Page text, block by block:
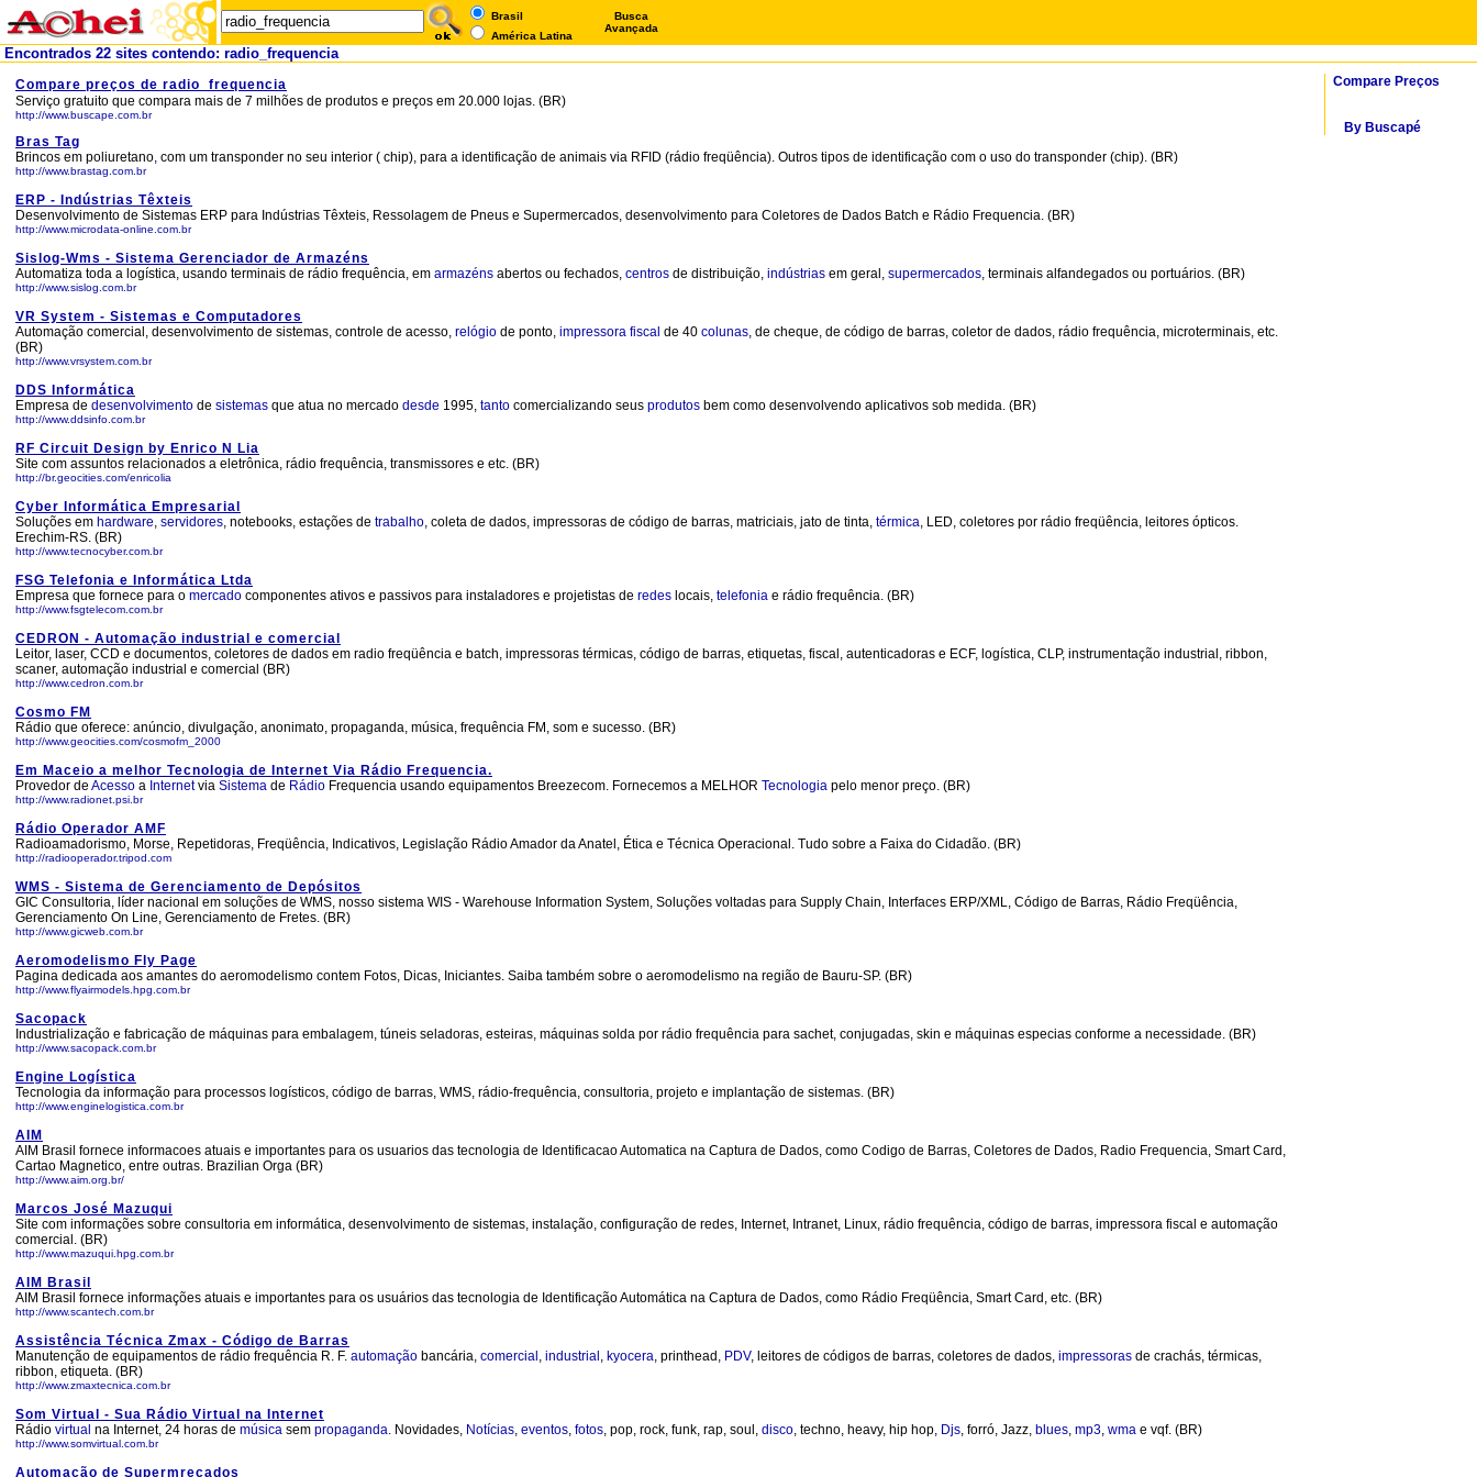
Brasil
América Latina
Busca
Avançada
Encontrados 22 sites contendo: radio_frequencia
Compare preços de radio_frequencia
Serviço gratuito que compara mais de 7 milhões de produtos e preços em 20.000 lojas. (BR)
http://www.buscape.com.br
Bras Tag
Brincos em poliuretano, com um transponder no seu interior ( chip), para a identificação de animais via RFID (rádio freqüência). Outros tipos de identificação com o uso do transponder (chip). (BR)
http://www.brastag.com.br
ERP - Indústrias Têxteis
Desenvolvimento de Sistemas ERP para Indústrias Têxteis, Ressolagem de Pneus e Supermercados, desenvolvimento para Coletores de Dados Batch e Rádio Frequencia. (BR)
http://www.microdata-online.com.br
Sislog-Wms - Sistema Gerenciador de Armazéns
Automatiza toda a logística, usando terminais de rádio frequência, em armazéns abertos ou fechados, centros de distribuição, indústrias em geral, supermercados, terminais alfandegados ou portuários. (BR)
http://www.sislog.com.br
VR System - Sistemas e Computadores
Automação comercial, desenvolvimento de sistemas, controle de acesso, relógio de ponto, impressora fiscal de 40 colunas, de cheque, de código de barras, coletor de dados, rádio frequência, microterminais, etc.
(BR)
http://www.vrsystem.com.br
DDS Informática
Empresa de desenvolvimento de sistemas que atua no mercado desde 1995, tanto comercializando seus produtos bem como desenvolvendo aplicativos sob medida. (BR)
http://www.ddsinfo.com.br
RF Circuit Design by Enrico N Lia
Site com assuntos relacionados a eletrônica, rádio frequência, transmissores e etc. (BR)
http://br.geocities.com/enricolia
Cyber Informática Empresarial
Soluções em hardware, servidores, notebooks, estações de trabalho, coleta de dados, impressoras de código de barras, matriciais, jato de tinta, térmica, LED, coletores por rádio freqüência, leitores ópticos.
Erechim-RS. (BR)
http://www.tecnocyber.com.br
FSG Telefonia e Informática Ltda
Empresa que fornece para o mercado componentes ativos e passivos para instaladores e projetistas de redes locais, telefonia e rádio frequência. (BR)
http://www.fsgtelecom.com.br
CEDRON - Automação industrial e comercial
Leitor, laser, CCD e documentos, coletores de dados em radio freqüência e batch, impressoras térmicas, código de barras, etiquetas, fiscal, autenticadoras e ECF, logística, CLP, instrumentação industrial, ribbon,
scaner, automação industrial e comercial (BR)
http://www.cedron.com.br
Cosmo FM
Rádio que oferece: anúncio, divulgação, anonimato, propaganda, música, frequência FM, som e sucesso. (BR)
http://www.geocities.com/cosmofm_2000
Em Maceio a melhor Tecnologia de Internet Via Rádio Frequencia.
Provedor de Acesso a Internetvia Sistema de Rádio Frequencia usando equipamentos Breezecom. Fornecemos a MELHOR Tecnologia pelo menor preço. (BR)
http://www.radionet.psi.br
Rádio Operador AMF
Radioamadorismo, Morse, Repetidoras, Freqüência, Indicativos, Legislação Rádio Amador da Anatel, Ética e Técnica Operacional. Tudo sobre a Faixa do Cidadão. (BR)
http://radiooperador.tripod.com
WMS - Sistema de Gerenciamento de Depósitos
GIC Consultoria, líder nacional em soluções de WMS, nosso sistema WIS - Warehouse Information System, Soluções voltadas para Supply Chain, Interfaces ERP/XML, Código de Barras, Rádio Freqüência,
Gerenciamento On Line, Gerenciamento de Fretes. (BR)
http://www.gicweb.com.br
Aeromodelismo Fly Page
Pagina dedicada aos amantes do aeromodelismo contem Fotos, Dicas, Iniciantes. Saiba também sobre o aeromodelismo na região de Bauru-SP. (BR)
http://www.flyairmodels.hpg.com.br
Sacopack
Industrialização e fabricação de máquinas para embalagem, túneis seladoras, esteiras, máquinas solda por rádio frequência para sachet, conjugadas, skin e máquinas especias conforme a necessidade. (BR)
http://www.sacopack.com.br
Engine Logística
Tecnologia da informação para processos logísticos, código de barras, WMS, rádio-frequência, consultoria, projeto e implantação de sistemas. (BR)
http://www.enginelogistica.com.br
AIM
AIM Brasil fornece informacoes atuais e importantes para os usuarios das tecnologia de Identificacao Automatica na Captura de Dados, como Codigo de Barras, Coletores de Dados, Radio Frequencia, Smart Card,
Cartao Magnetico, entre outras. Brazilian Orga (BR)
http://www.aim.org.br/
Marcos José Mazuqui
Site com informações sobre consultoria em informática, desenvolvimento de sistemas, instalação, configuração de redes, Internet, Intranet, Linux, rádio frequência, código de barras, impressora fiscal e automação
comercial. (BR)
http://www.mazuqui.hpg.com.br
AIM Brasil
AIM Brasil fornece informações atuais e importantes para os usuários das tecnologia de Identificação Automática na Captura de Dados, como Rádio Freqüência, Smart Card, etc. (BR)
http://www.scantech.com.br
Assistência Técnica Zmax - Código de Barras
Manutenção de equipamentos de rádio frequência R. F. automação bancária, comercial , industrial , kyocera, printhead, PDV, leitores de códigos de barras, coletores de dados, impressoras de crachás, térmicas,
ribbon, etiqueta. (BR)
http://www.zmaxtecnica.com.br
Som Virtual - Sua Rádio Virtual na Internet
Rádio virtual na Internet, 24 horas de música sem propaganda. Novidades, Notícias, eventos, fotos, pop, rock, funk, rap, soul, disco, techno, heavy, hip hop, Djs, forró, Jazz, blues, mp3, wma e vqf. (BR)
http://www.somvirtual.com.br
Automação de Supermrecados
Compare Preços
By Buscapé